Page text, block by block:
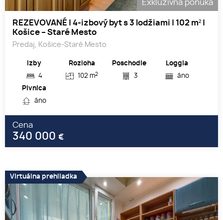
Exkluzívna ponuka
REZEVOVANÉ | 4-izbový byt s 3 lodžiami | 102 m² |
Košice – Staré Mesto
Predaj, Košice-Staré Mesto
Izby
4
Rozloha
102 m2
Poschodie
3
Loggia
áno
Pivnica
áno
Cena
340 000 €
Virtuálna prehliadka